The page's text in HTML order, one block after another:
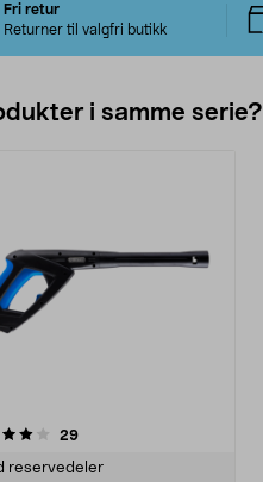
Fri retur
Returner til valgfri butikk
i samme serie?
29anmeldelser
reservedeler
4.5av 5 stjerner